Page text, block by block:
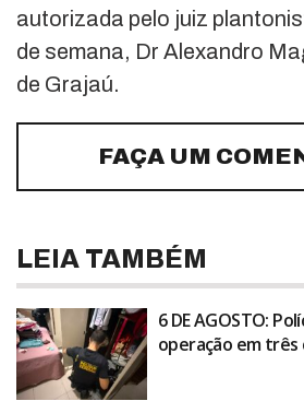
autorizada pelo juiz
de semana, Dr Alexandro
de Grajaú.
FAÇA UM
LEIA TAMBÉM
6 DE AGOSTO:
operação em três